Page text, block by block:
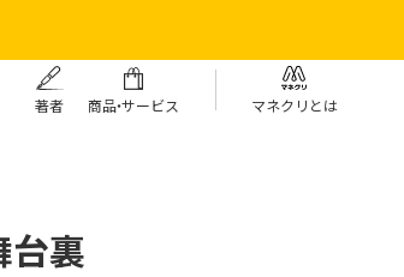
著者 商品・サービス マネクリとは
台裏